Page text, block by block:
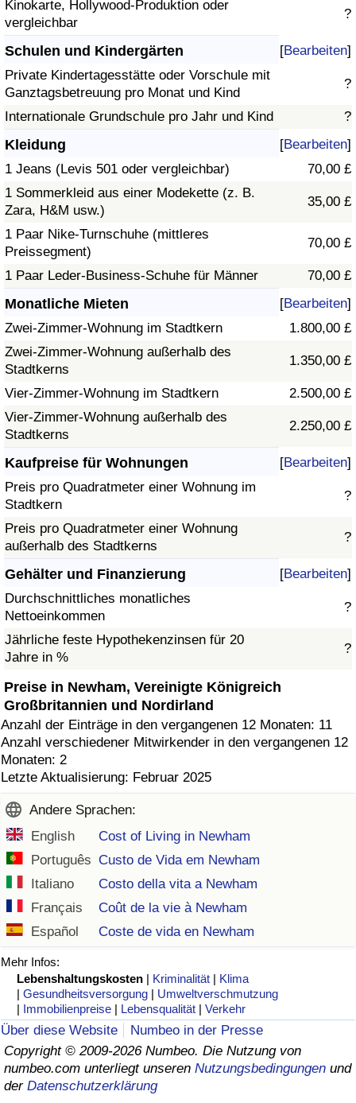
Kinokarte, Hollywood-Produktion oder
vergleichbar
?
Schulen und Kindergärten [Bearbeiten]
Private Kindertagesstätte oder Vorschule mit
Ganztagsbetreuung pro Monat und Kind
?
Internationale Grundschule pro Jahr und Kind ?
Kleidung [Bearbeiten]
1 Jeans (Levis 501 oder vergleichbar)
70,00 £
1 Sommerkleid aus einer Modekette (z. B.
Zara, H&M usw.)
35,00 £
1 Paar Nike-Turnschuhe (mittleres
Preissegment)
70,00 £
1 Paar Leder-Business-Schuhe für Männer 70,00 £
Monatliche Mieten [Bearbeiten]
Zwei-Zimmer-Wohnung im Stadtkern
1.800,00 £
Zwei-Zimmer-Wohnung außerhalb des
Stadtkerns
1.350,00 £
Vier-Zimmer-Wohnung im Stadtkern
2.500,00 £
Vier-Zimmer-Wohnung außerhalb des
Stadtkerns
2.250,00 £
Kaufpreise für Wohnungen [Bearbeiten]
Preis pro Quadratmeter einer Wohnung im
Stadtkern
?
Preis pro Quadratmeter einer Wohnung
außerhalb des Stadtkerns
?
Gehälter und Finanzierung [Bearbeiten]
Durchschnittliches monatliches
Nettoeinkommen
?
Jährliche feste Hypothekenzinsen für 20
Jahre in %
?
Preise in Newham, Vereinigte Königreich
Großbritannien und Nordirland
Anzahl der Einträge in den vergangenen 12 Monaten: 11
Anzahl verschiedener Mitwirkender in den vergangenen 12
Monaten: 2
Letzte Aktualisierung: Februar 2025
Andere Sprachen:
English
Cost of Living in Newham
Português Custo de Vida em Newham
Italiano
Costo della vita a Newham
Français
Coût de la vie à Newham
Español
Coste de vida en Newham
Mehr Infos:
Lebenshaltungskosten | Kriminalität | Klima
|Gesundheitsversorgung | Umweltverschmutzung
| Immobilienpreise | Lebensqualität |Verkehr
Über diese Website
Numbeo in der Presse
Copyright © 2009-2026 Numbeo. Die Nutzung von
numbeo.com unterliegt unseren Nutzungsbedingungen und
der Datenschutzerklärung